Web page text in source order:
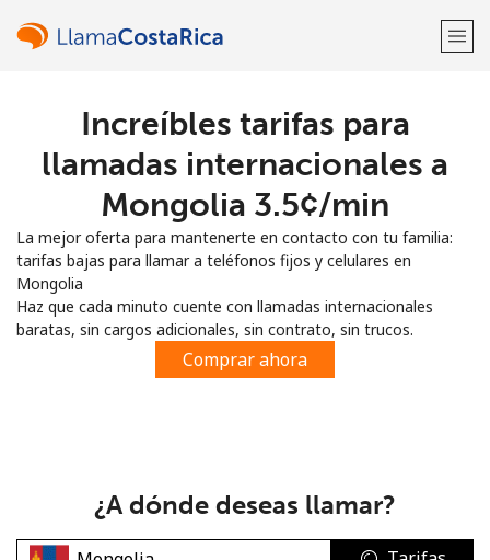
¡Bienvenido!
Regístrate con
o
Increíbles tarifas para
llamadas internacionales a
Mongolia ⁦3.5¢⁩/min
La mejor oferta para mantenerte en contacto con tu familia:
tarifas bajas para llamar a teléfonos fijos y celulares en
Mongolia
Haz que cada minuto cuente con llamadas internacionales
baratas, sin cargos adicionales, sin contrato, sin trucos.
Comprar ahora
¿A dónde deseas llamar?